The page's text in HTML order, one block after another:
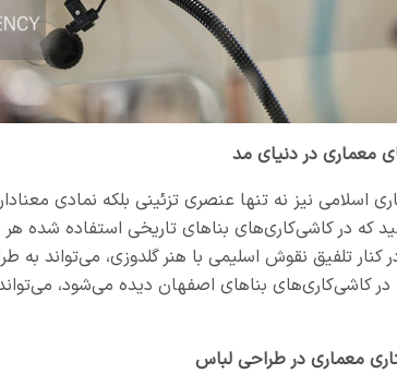
معماری در دنیای مد
اسلامی نیز نه تنها عنصری تزئینی بلکه نمادی
که در کاشی‌کاری‌های بناهای تاریخی استفاده شده
کنار تلفیق نقوش اسلیمی با هنر گلدوزی،
در کاشی‌کاری‌های بناهای اصفهان دیده می‌شود،
معماری در طراحی لباس